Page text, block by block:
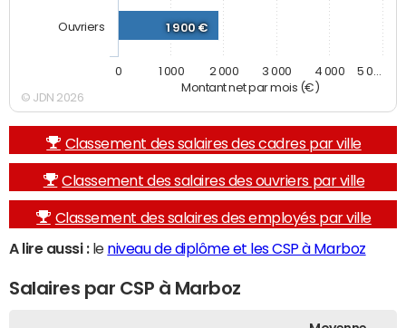
Montant net par mois (€)
1 900 €
Ouvriers
0 1 000 2 000 3 000 4 000 5 0…
© JDN 2026
Classement des salaires des cadres par ville
Classement des salaires des ouvriers par ville
Classement des salaires des employés par ville
A lire aussi :le niveau de diplôme et les CSP à Marboz
Salaires par CSP à Marboz